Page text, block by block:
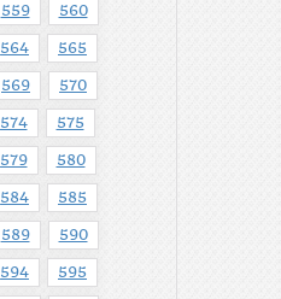
559 560
564 565
569 570
574 575
579 580
584 585
589 590
594 595